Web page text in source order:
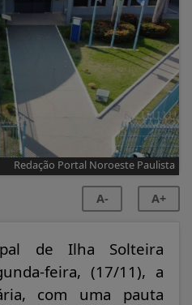
Redação Portal Noroeste Paulista
A- A+
de Ilha Solteira
feira, (17/11), a
com uma pauta